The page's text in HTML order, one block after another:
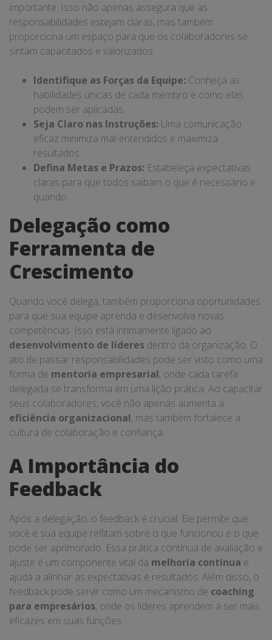
importante. Isso não apenas assegura que as
responsabilidades estejam claras, mas também
proporciona um espaço para que os colaboradores se
sintam capacitados e valorizados.
Identifique as Forças da Equipe: Conheça as
habilidades únicas de cada membro e como elas
podem ser aplicadas.
Seja Claro nas Instruções: Uma comunicação
eficaz minimiza mal-entendidos e maximiza
resultados.
Defina Metas e Prazos: Estabeleça expectativas
claras para que todos saibam o que é necessário e
quando.
Delegação como
Ferramenta de
Crescimento
Quando você delega, também proporciona oportunidades
para que sua equipe aprenda e desenvolva novas
competências. Isso está intimamente ligado ao
desenvolvimento de líderes dentro da organização. O
ato de passar responsabilidades pode ser visto como uma
forma de mentoria empresarial, onde cada tarefa
delegada se transforma em uma lição prática. Ao capacitar
seus colaboradores, você não apenas aumenta a
eficiência organizacional, mas também fortalece a
cultura de colaboração e confiança.
A Importância do
Feedback
Após a delegação, o feedback é crucial. Ele permite que
você e sua equipe reflitam sobre o que funcionou e o que
pode ser aprimorado. Essa prática contínua de avaliação e
ajuste é um componente vital da melhoria contínua e
ajuda a alinhar as expectativas e resultados. Além disso, o
feedback pode servir como um mecanismo de coaching
para empresários, onde os líderes aprendem a ser mais
eficazes em suas funções.